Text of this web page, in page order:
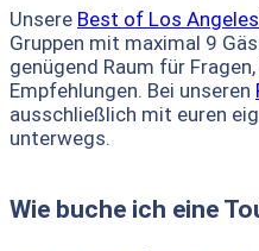
Unsere Best of Los
Gruppen mit maximal 9
genügend Raum für
Empfehlungen. Bei unseren
ausschließlich mit euren
unterwegs.
Wie buche ich eine